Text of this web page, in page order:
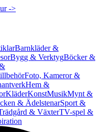
->
Barnkläder &
Bygg & VerktygBöcker &
Foto, Kameror &
Hem &
KläderKonstMusikMynt &
& ÄdelstenarSport &
& VäxterTV-spel &